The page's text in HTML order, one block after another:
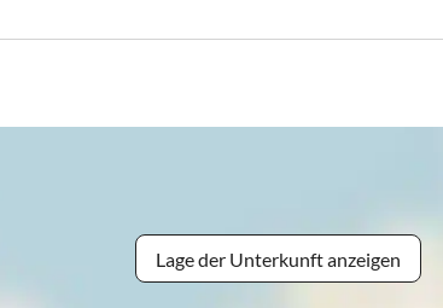
Lage der Unterkunft anzeigen